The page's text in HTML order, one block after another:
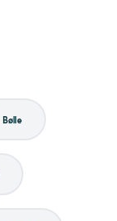
Bølle